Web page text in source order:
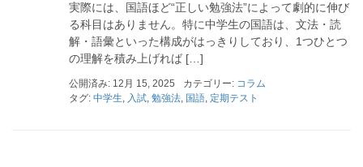
実際には、国語ほど“正しい勉強法”によって劇的に伸び
る科目はありません。特に中学生の国語は、文法・読
解・語彙といった構成がはっきりしており、1つひとつ
の理解を積み上げれば […]
公開済み: 12月 15, 2025 カテゴリー: コラム
タグ: 中学生, 入試, 勉強法, 国語, 定期テスト